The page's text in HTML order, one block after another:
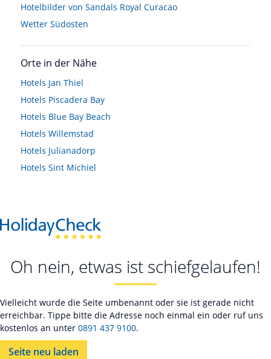
Hotelbilder von Sandals Royal Curacao
Wetter Südosten
Orte in der Nähe
Hotels Jan Thiel
Hotels Piscadera Bay
Hotels Blue Bay Beach
Hotels Willemstad
Hotels Julianadorp
Hotels Sint Michiel
Oh nein, etwas ist schiefgelaufen!
Vielleicht wurde die Seite umbenannt oder sie ist gerade nicht
erreichbar. Tippe bitte die Adresse noch einmal ein oder ruf uns
kostenlos an unter 0891 437 9100.
Seite neu laden